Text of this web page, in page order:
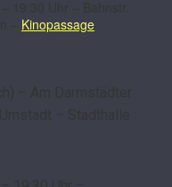
Kinopassage